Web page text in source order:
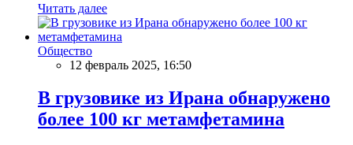
Читать далее
Общество
12 февраль 2025, 16:50
В грузовике из Ирана обнаружено
более 100 кг метамфетамина